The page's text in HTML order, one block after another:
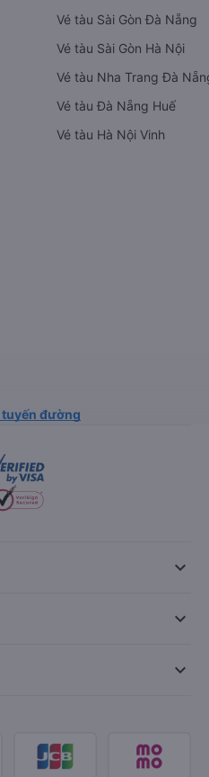
Vé tàu Sài Gòn Đà Nẵng
Vé tàu Sài Gòn Hà Nội
Vé tàu Nha Trang Đà
Vé tàu Đà Nẵng Huế
Vé tàu Hà Nội Vinh
tuyến đường
keyboard_arrow_down
keyboard_arrow_down
keyboard_arrow_down